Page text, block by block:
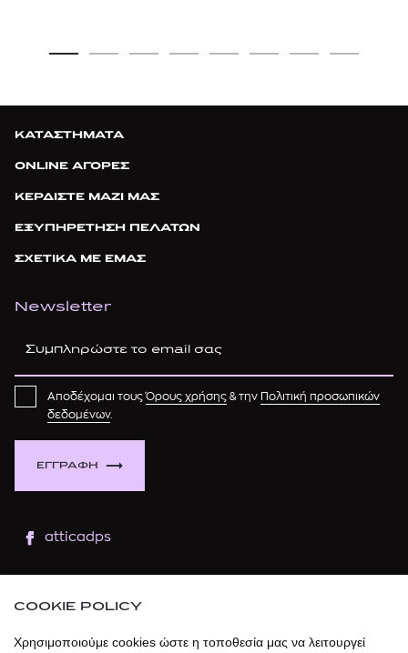
ΚΑΤΑΣΤΗΜΑΤΑ
ONLINE ΑΓΟΡΕΣ
ΚΕΡΔΙΣΤΕ ΜΑΖΙ ΜΑΣ
ΕΞΥΠΗΡΕΤΗΣΗ ΠΕΛΑΤΩΝ
ΣΧΕΤΙΚΑ ΜΕ ΕΜΑΣ
Newsletter
ΕΓΓΡΑΦΗ
Αποδέχομαι τουςΌρους χρήσης & την
Πολιτική προσωπικών
δεδομένων.
atticadps
atticadps
COOKIE POLICY
Χρησιμοποιούμε cookies ώστε η τοποθεσία μας να λειτουργεί